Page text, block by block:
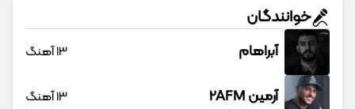
خوانندگان
آبراهام 13 آهنگ
آرمین 2AFM 13 آهنگ